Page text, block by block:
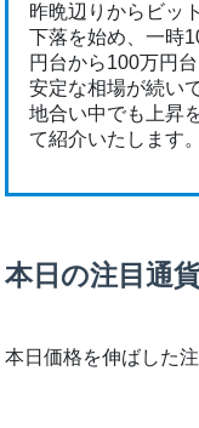
昨晩辺りからビッ
下落を始め、一時
円台から100万円
安定な相場が続い
地合い中でも上昇
て紹介いたします。
本日の注目通
本日価格を伸ばした